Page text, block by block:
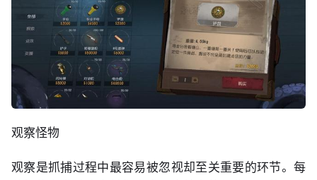
观察怪物
观察是抓捕过程中最容易被忽视却至关重要的环节。每